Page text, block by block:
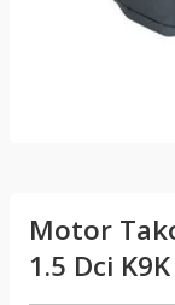
Motor
1.5 Dci K9K